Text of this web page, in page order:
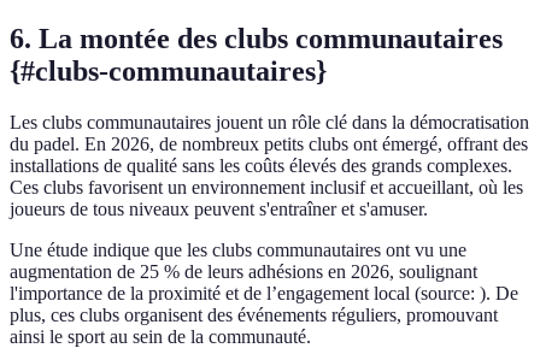
6. La montée des clubs communautaires
{#clubs-communautaires}
Les clubs communautaires jouent un rôle clé dans la démocratisation
du padel. En 2026, de nombreux petits clubs ont émergé, offrant des
installations de qualité sans les coûts élevés des grands complexes.
Ces clubs favorisent un environnement inclusif et accueillant, où les
joueurs de tous niveaux peuvent s'entraîner et s'amuser.
Une étude indique que les clubs communautaires ont vu une
augmentation de 25 % de leurs adhésions en 2026, soulignant
l'importance de la proximité et de l’engagement local (source: ). De
plus, ces clubs organisent des événements réguliers, promouvant
ainsi le sport au sein de la communauté.